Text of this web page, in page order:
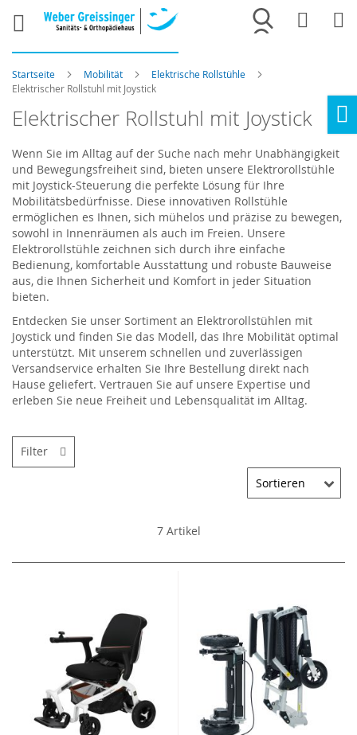
Merkliste
Startseite Mobilität
Elektrische Rollstühle
Elektrischer Rollstuhl mit Joystick
Elektrischer Rollstuhl mit Joystick
Wenn Sie im Alltag auf der Suche nach mehr Unabhängigkeit
und Bewegungsfreiheit sind, bieten unsere Elektrorollstühle
mit Joystick-Steuerung die perfekte Lösung für Ihre
Mobilitätsbedürfnisse. Diese innovativen Rollstühle
ermöglichen es Ihnen, sich mühelos und präzise zu bewegen,
sowohl in Innenräumen als auch im Freien. Unsere
Elektrorollstühle zeichnen sich durch ihre einfache
Bedienung, komfortable Ausstattung und robuste Bauweise
aus, die Ihnen Sicherheit und Komfort in jeder Situation
bieten.
Entdecken Sie unser Sortiment an Elektrorollstühlen mit
Joystick und finden Sie das Modell, das Ihre Mobilität optimal
unterstützt. Mit unserem schnellen und zuverlässigen
Versandservice erhalten Sie Ihre Bestellung direkt nach
Hause geliefert. Vertrauen Sie auf unsere Expertise und
erleben Sie neue Freiheit und Lebensqualität im Alltag.
7Artikel
Filter